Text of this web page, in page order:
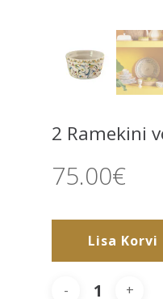
2 Ramekini
75.00€
Lisa Korvi